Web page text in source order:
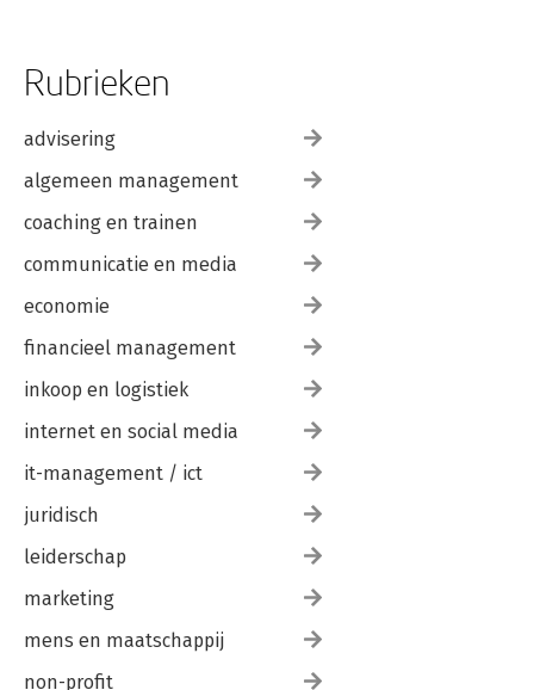
Rubrieken
advisering
algemeen management
coaching en trainen
communicatie en media
economie
financieel management
inkoop en logistiek
internet en social media
it-management / ict
juridisch
leiderschap
marketing
mens en maatschappij
non-profit